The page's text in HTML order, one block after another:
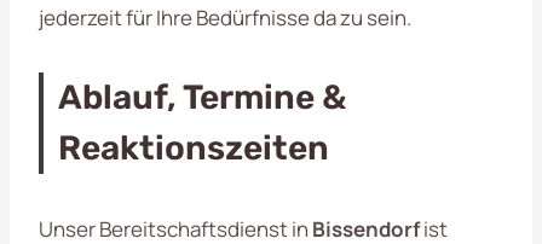
jederzeit für Ihre Bedürfnisse da zu sein.
Ablauf, Termine &
Reaktionszeiten
Unser Bereitschaftsdienst in Bissendorfist